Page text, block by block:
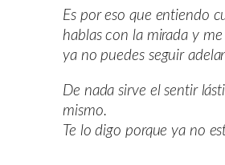
Es por eso que entiendo
hablas con la mirada y me
ya no puedes seguir
De nada sirve el sentir
mismo.
Te lo digo porque ya no